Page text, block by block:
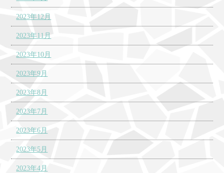
2023年12月
2023年11月
2023年10月
2023年9月
2023年8月
2023年7月
2023年6月
2023年5月
2023年4月